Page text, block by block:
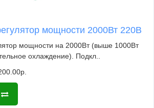
мощности 2000Вт 220В
мощности на 2000Вт (выше 1000Вт
охлаждение). Подкл..